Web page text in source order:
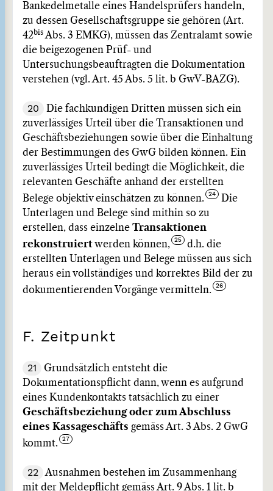
Bankedelmetalle eines Handelsprüfers handeln,
zu dessen Gesellschaftsgruppe sie gehören (Art.
42bis Abs. 3 EMKG), müssen das Zentralamt sowie
die beigezogenen Prüf- und
Untersuchungsbeauftragten die Dokumentation
verstehen (vgl. Art. 45 Abs. 5 lit. b GwV-BAZG).
20
Die fachkundigen Dritten müssen sich ein
zuverlässiges Urteil über die Transaktionen und
Geschäftsbeziehungen sowie über die Einhaltung
der Bestimmungen des GwG bilden können. Ein
zuverlässiges Urteil bedingt die Möglichkeit, die
relevanten Geschäfte anhand der erstellten
Belege objektiv einschätzen zu können.
Die
Unterlagen und Belege sind mithin so zu
erstellen, dass einzelne Transaktionen
rekonstruiertwerden können,
d.h. die
erstellten Unterlagen und Belege müssen aus sich
heraus ein vollständiges und korrektes Bild der zu
dokumentierenden Vorgänge vermitteln.
F. Zeitpunkt
21
Grundsätzlich entsteht die
Dokumentationspflicht dann, wenn es aufgrund
eines Kundenkontakts tatsächlich zu einer
Geschäftsbeziehung oder zum Abschluss
eines Kassageschäfts gemäss Art. 3 Abs. 2 GwG
kommt.
22
Ausnahmen bestehen im Zusammenhang
mit der Meldepflicht gemäss Art. 9 Abs. 1 lit. b